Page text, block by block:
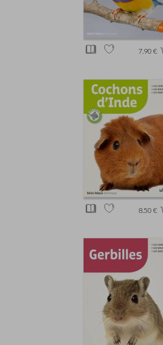
7.90 €
8.50 €